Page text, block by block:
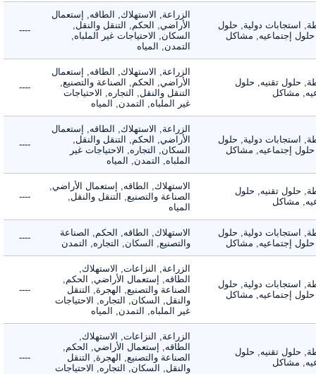
استجابات دولية, حلول
إجتماعيه, مشاكل
الزراعة, الاستهلاك, الطاقه, إستعمال
الأراضي, الحكم, التنقل والنقل,
السكان, الاحتياجات غير الملباه,
التمدن, المياه
----
حلول تقنيه, حلول
مشاكل
الزراعة, الاستهلاك, الطاقه, إستعمال
الأراضي, الحكم, الصناعة والتصنيع,
التنقل والنقل, التجاره, الاحتياجات
غير الملباه, التمدن, المياه
----
استجابات دولية, حلول
إجتماعيه, مشاكل
الزراعة, الاستهلاك, الطاقه, إستعمال
الأراضي, الحكم, التنقل والنقل,
السكان, التجاره, الاحتياجات غير
الملباه, التمدن, المياه
----
حلول تقنيه, حلول
مشاكل
الاستهلاك, الطاقه, إستعمال الأراضي,
الصناعة والتصنيع, التنقل والنقل,
المياه
----
استجابات دولية, حلول
إجتماعيه, مشاكل
الاستهلاك, الطاقه, الحكم, الصناعة
والتصنيع, السكان, التجاره, التمدن
----
استجابات دولية, حلول
إجتماعيه, مشاكل
الزراعة, النزاعات, الاستهلاك,
الطاقه, إستعمال الأراضي, الحكم,
الصناعة والتصنيع, الهجرة, التنقل
والنقل, السكان, التجاره, الاحتياجات
غير الملباه, التمدن, المياه
----
حلول تقنيه, حلول
مشاكل
الزراعة, النزاعات, الاستهلاك,
الطاقه, إستعمال الأراضي, الحكم,
الصناعة والتصنيع, الهجرة, التنقل
والنقل, السكان, التجاره, الاحتياجات
----